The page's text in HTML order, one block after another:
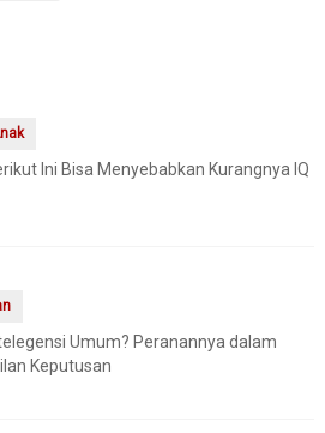
Ini Bisa Menyebabkan Kurangnya IQ
Umum? Peranannya dalam
Keputusan